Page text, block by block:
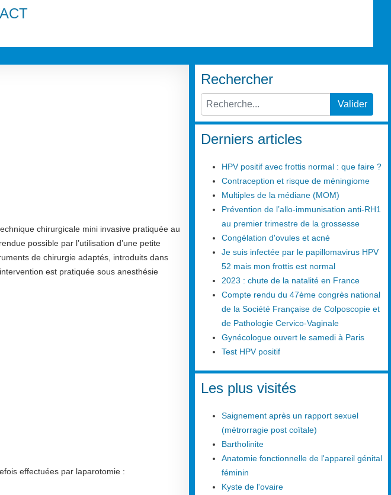
chirurgicale mini invasive pratiquée au
possible par l’utilisation d’une petite
de chirurgie adaptés, introduits dans
est pratiquée sous anesthésie
effectuées par laparotomie :
Rechercher
Type 2 or more characters for results.
Valider
Derniers articles
HPV positif avec frottis normal : que faire ?
Contraception et risque de méningiome
Multiples de la médiane (MOM)
Prévention de l’allo-immunisation anti-RH1
au premier trimestre de la grossesse
Congélation d'ovules et acné
Je suis infectée par le papillomavirus HPV
52 mais mon frottis est normal
2023 : chute de la natalité en France
Compte rendu du 47ème congrès national
de la Société Française de Colposcopie et
de Pathologie Cervico-Vaginale
Gynécologue ouvert le samedi à Paris
Test HPV positif
Les plus visités
Saignement après un rapport sexuel
(métrorragie post coïtale)
Bartholinite
Anatomie fonctionnelle de l'appareil génital
féminin
Kyste de l'ovaire